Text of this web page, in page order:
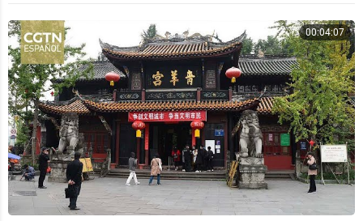
00:04:07